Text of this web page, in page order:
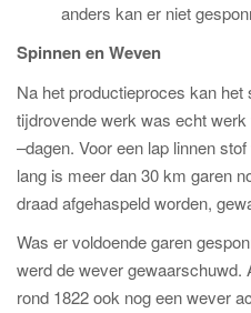
anders kan er niet
Spinnen en Weven
Na het productieproces kan het
tijdrovende werk was echt
–dagen. Voor een lap linnen
lang is meer dan 30 km garen
draad afgehaspeld worden,
Was er voldoende garen
werd de wever gewaarschuwd.
rond 1822 ook nog een wever